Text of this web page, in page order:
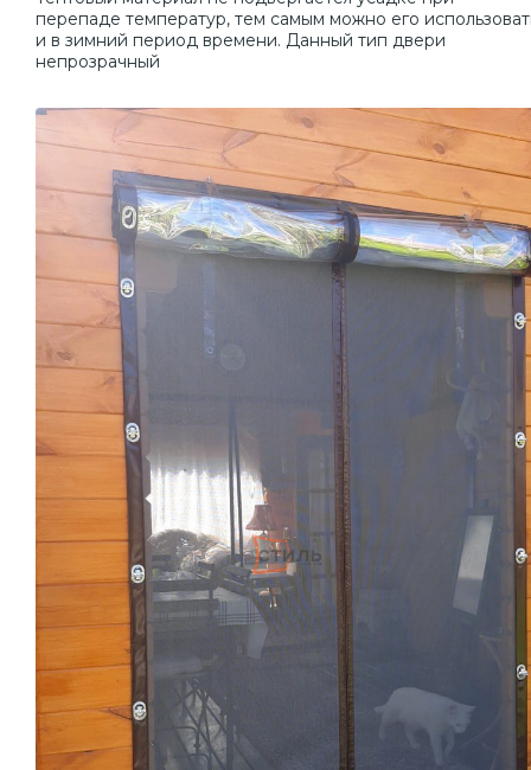
перепаде температур, тем самым можно его
и в зимний период времени. Данный тип двери
непрозрачный